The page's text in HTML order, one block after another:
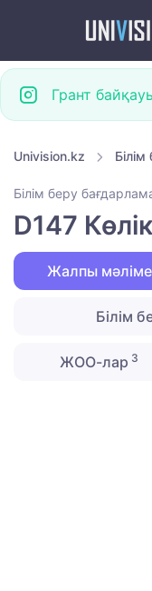
Грант
Univision.kz
Білім беру
D147
Жалпы
Білім
ЖОО-лар 3